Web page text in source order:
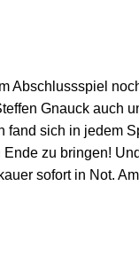
Abschlussspiel
Gnauck auch
fand sich in jedem
zu bringen!
sofort in Not.